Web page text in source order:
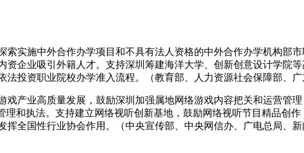
索实施中外合作办学项目和不具有法人资格的中外合作办学机构部
企业吸引外籍人才。支持深圳筹建海洋大学、创新创意设计学院
投资职业院校办学准入流程。（教育部、人力资源社会保障部、广
戏产业高质量发展，鼓励深圳加强属地网络游戏内容把关和运营管
和执法。支持建立网络视听创新基地，鼓励网络视听节目精品创
全国性行业协会作用。（中央宣传部、中央网信办、广电总局、